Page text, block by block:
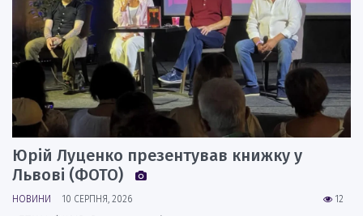
Юрій Луценко презентував книжку у
Львові (ФОТО)
12
НОВИНИ 10 СЕРПНЯ, 2026